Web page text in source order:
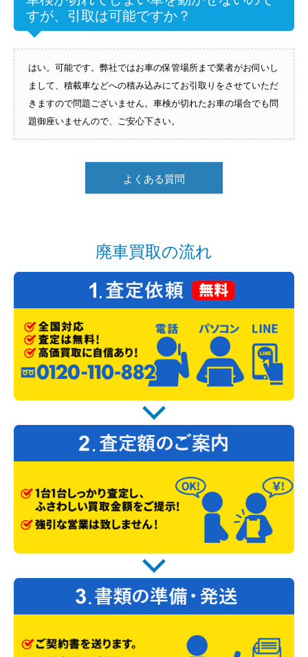
すが、引取は可能ですか？
はい。可能です。弊社ではお車の保管場所まで業者がお伺いし
まして、積載車などへの積み込みにてお引取りをさせていただ
きますので問題ございません。車検が切れたお車の場合でも問
題御座いませんので、ご安心下さい。
よくある質問
廃車買取の流れ